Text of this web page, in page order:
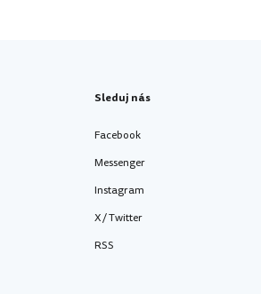
Sleduj nás
Facebook
Messenger
Instagram
X / Twitter
RSS